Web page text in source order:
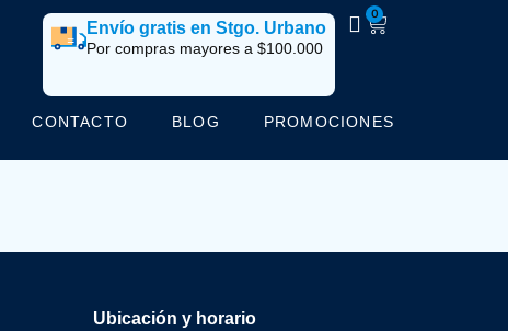
Envío gratis en Stgo. Urbano
Por compras mayores a $100.000
0
CONTACTO BLOG PROMOCIONES
Ubicación y horario